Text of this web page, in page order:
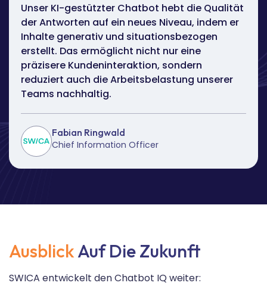
Unser KI-gestützter Chatbot hebt die Qualität
der Antworten auf ein neues Niveau, indem er
Inhalte generativ und situationsbezogen
erstellt. Das ermöglicht nicht nur eine
präzisere Kundeninteraktion, sondern
reduziert auch die Arbeitsbelastung unserer
Teams nachhaltig.
Fabian Ringwald
Chief Information Officer
AusblickAuf Die Zukunft
SWICA entwickelt denChatbot IQ weiter: